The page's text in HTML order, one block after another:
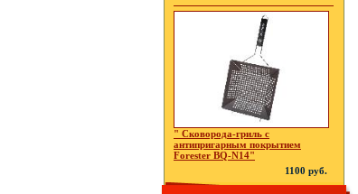
" Сковорода-гриль с
антипригарным покрытием
Forester BQ-N14"
1100 руб.